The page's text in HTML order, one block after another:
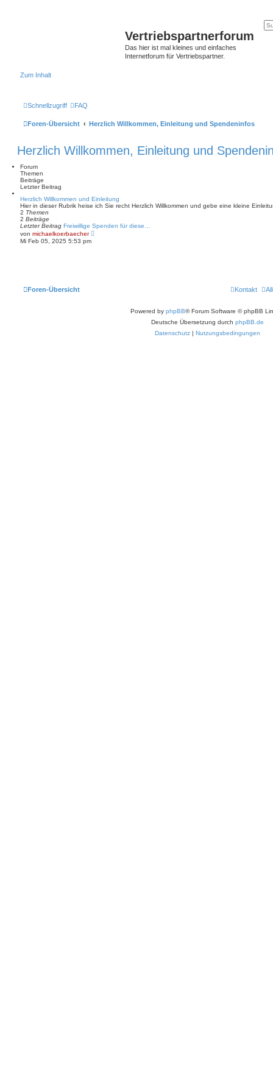
Vertriebspartnerforum
Das hier ist mal kleines und einfaches
Internetforum für Vertriebspartner.
Zum Inhalt
Schnellzugriff FAQ
Foren-Übersicht Herzlich Willkommen, Einleitung und Spendeninfos
Herzlich Willkommen, Einleitung und
Forum
Themen
Beiträge
Letzter Beitrag
Herzlich Willkommen und Einleitung
Hier in dieser Rubrik heise ich Sie recht Herzlich Willkommen und gebe eine kleine
2 Themen
2 Beiträge
Letzter Beitrag Freiwillige Spenden für diese…
von michaelkoerbaecher
Mi Feb 05, 2025 5:53 pm
Foren-Übersicht Kontakt
Powered by phpBB® Forum Software © phpBB
Deutsche Übersetzung durch phpBB.de
Datenschutz | Nutzungsbedingungen